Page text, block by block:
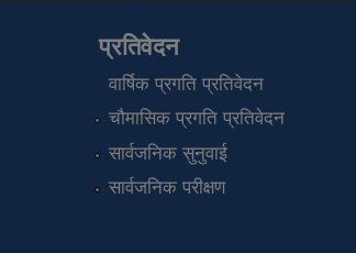
प्रतिवेदन
वार्षिक प्रगति प्रतिवेदन
चौमासिक प्रगति प्रतिवेदन
सार्वजनिक सुनुवाई
सार्वजनिक परीक्षण